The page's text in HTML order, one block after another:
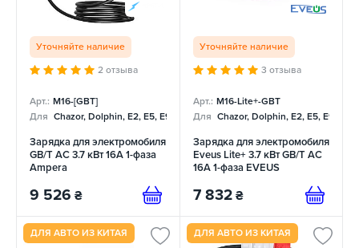
Уточняйте наличие
2 отзыва
Арт.: M16-[GBT]
Для Chazor, Dolphin, E2, E5, E9, Mercedes
Зарядка для электромобиля
GB/T AC 3.7 кВт 16А 1-фаза
Ampera
9 526 ₴
Уточняйте наличие
3 отзыва
Арт.: M16-Lite+-GBT
Для Chazor, Dolphin, E2, E5, E9,
Зарядка для электромобиля
Eveus Lite+ 3.7 кВт GB/T AC
16А 1-фаза EVEUS
7 832 ₴
ДЛЯ АВТО ИЗ КИТАЯ ДЛЯ АВТО ИЗ КИТАЯ